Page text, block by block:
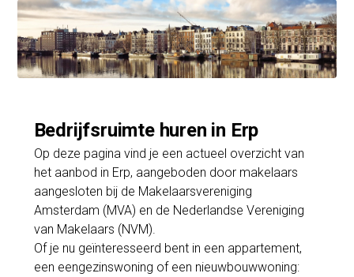
Bedrijfsruimte huren in Erp
Op deze pagina vind je een actueel overzicht van
het aanbod in Erp, aangeboden door makelaars
aangesloten bij de Makelaarsvereniging
Amsterdam (MVA) en de Nederlandse Vereniging
van Makelaars (NVM).
Of je nu geïnteresseerd bent in een appartement,
een eengezinswoning of een nieuwbouwwoning: